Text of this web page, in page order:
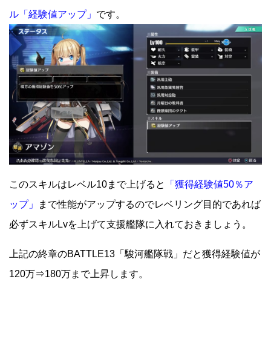
ル「経験値アップ」 です。
このスキルはレベル10まで上げると
「獲得経験値50％ア
ップ」
まで性能がアップするのでレベリング目的であれば
必ずスキルLvを上げて支援艦隊に入れておきましょう。
上記の終章のBATTLE13「駿河艦隊戦」だと獲得経験値が
120万⇒180万まで上昇します。